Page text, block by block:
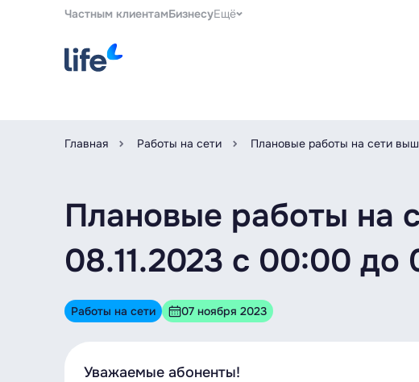
Частным клиентамБизнесуЕщё
Главная Работы на сети Плановые работы на сети
Плановые работы на
08.11.2023 c 00:00 до
Работы на сети 07 ноября 2023
Уважаемые абоненты!